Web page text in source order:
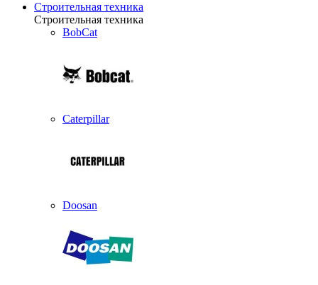
Строительная техника
Строительная техника
BobCat
Caterpillar
Doosan